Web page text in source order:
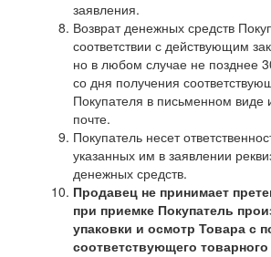
заявления.
Возврат денежных средств
соответствии с действующим
но в любом случае не позднее
со дня получения
Покупателя в письменном виде
почте.
Покупатель несет
указанных им в заявлении
денежных средств.
Продавец не принимает
при приемке Покупатель
упаковки и осмотр Товара с
соответствующего товарного